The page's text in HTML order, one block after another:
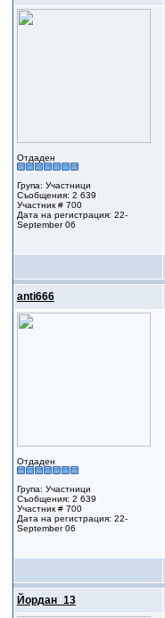
Отдаден
Група: Участници
Съобщения: 2 639
Участник # 700
Дата на регистрация: 22-
September 06
anti666
Отдаден
Група: Участници
Съобщения: 2 639
Участник # 700
Дата на регистрация: 22-
September 06
Йордан_13